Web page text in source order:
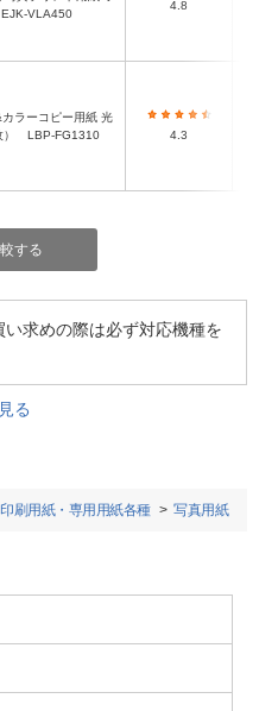
VLA450
4.8
） LBP-FG1310
4.3
する
求めの際は必ず対応機種を
る
印刷用紙・専用用紙各種 写真用紙